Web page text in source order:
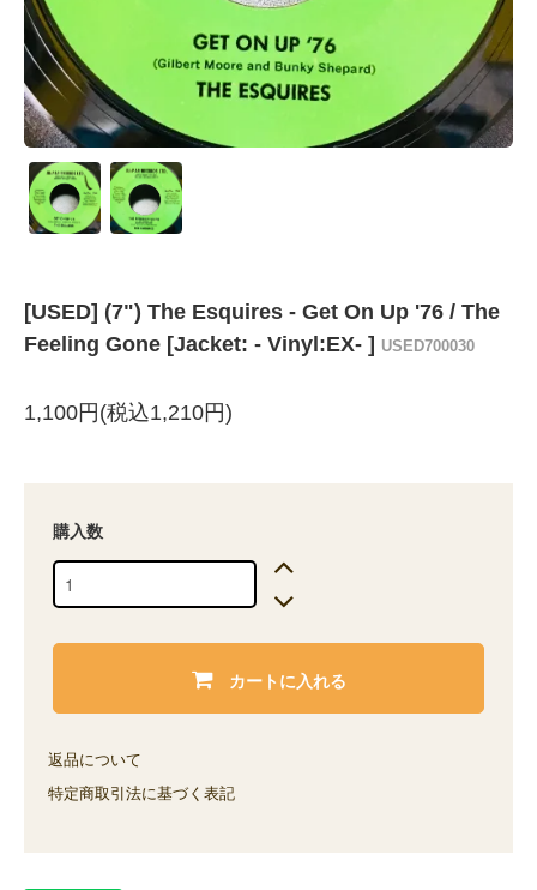
[USED] (7") The Esquires - Get On Up '76 / The
Feeling Gone [Jacket: - Vinyl:EX- ] USED700030
1,100円(税込1,210円)
購入数
カートに入れる
返品について
特定商取引法に基づく表記